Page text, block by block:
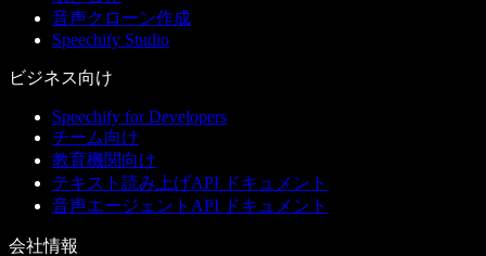
音声クローン作成
Speechify Studio
ビジネス向け
Speechify for Developers
チーム向け
教育機関向け
テキスト読み上げAPI ドキュメント
音声エージェントAPI ドキュメント
会社情報